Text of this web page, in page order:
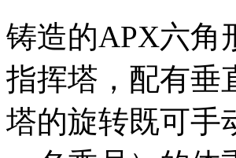
铸造的APX六角
指挥塔，配有垂
塔的旋转既可手